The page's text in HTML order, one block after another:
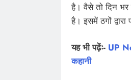
है। वैसे तो दिन भर
है। इसमें ठगों
यह भी पढ़ेंः- UP
कहानी